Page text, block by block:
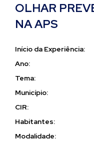
OLHAR
NA APS
Início da Experiência:
Ano:
Tema:
Município:
CIR:
Habitantes:
Modalidade: